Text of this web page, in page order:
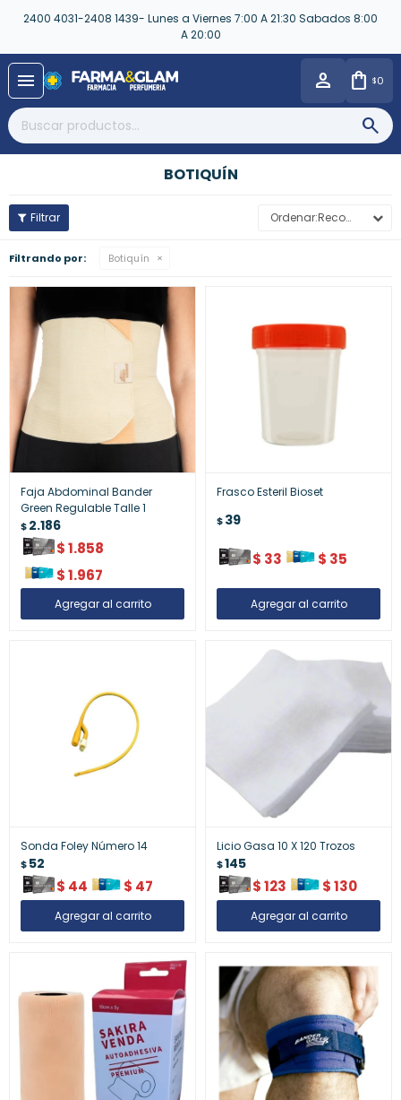
2400 4031-2408 1439- Lunes a Viernes 7:00 A 21:30 Sabados 8:00
A 20:00
menu $0
BOTIQUÍN
Recomendados
Filtrando por: Botiquín
Faja Abdominal Bander
Green Regulable Talle 1
$2.186
$1.858
$1.967
Frasco Esteril Bioset
$39
$ 33 $ 35
Sonda Foley Número 14
$52
$ 44 $ 47
Licio Gasa 10 X 120 Trozos
$145
$123 $130